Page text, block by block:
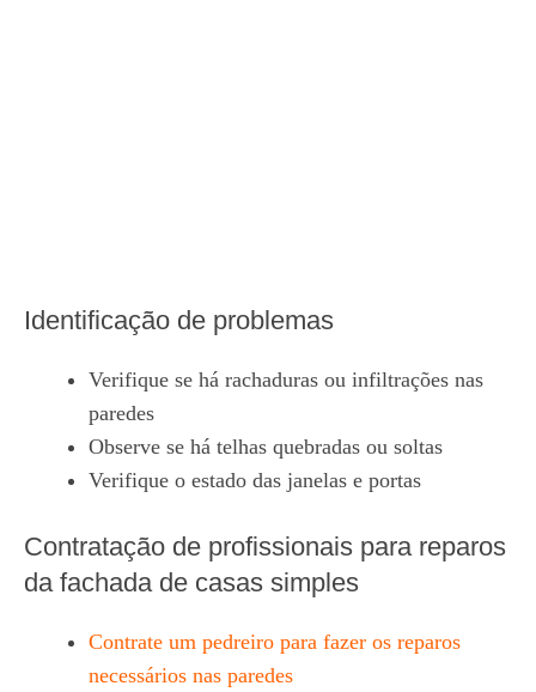
Identificação de problemas
Verifique se há rachaduras ou infiltrações nas
paredes
Observe se há telhas quebradas ou soltas
Verifique o estado das janelas e portas
Contratação de profissionais para reparos
da fachada de casas simples
Contrate um pedreiro para fazer os reparos
necessários nas paredes